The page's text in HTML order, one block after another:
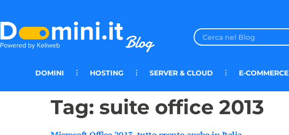
DOMINI HOSTING SERVER & CLOUD E-COMMERCE
Tag: suite office 2013